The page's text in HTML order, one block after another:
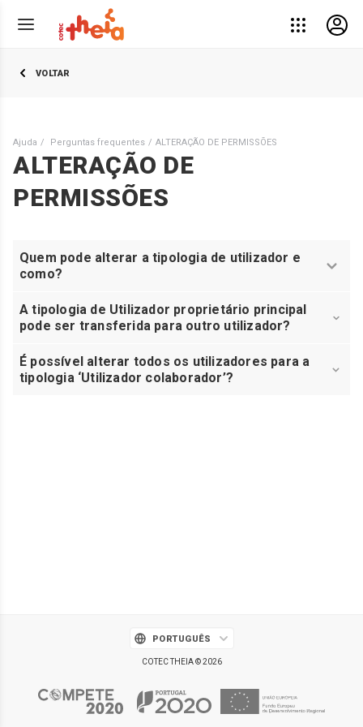
VOLTAR
Ajuda Perguntas frequentes ALTERAÇÃO DE PERMISSÕES
ALTERAÇÃO DE
PERMISSÕES
Quem pode alterar a tipologia de utilizador e
como?
A tipologia de Utilizador proprietário principal
pode ser transferida para outro utilizador?
É possível alterar todos os utilizadores para a
tipologia ‘Utilizador colaborador’?
PORTUGUÊS
COTEC THEIA © 2026